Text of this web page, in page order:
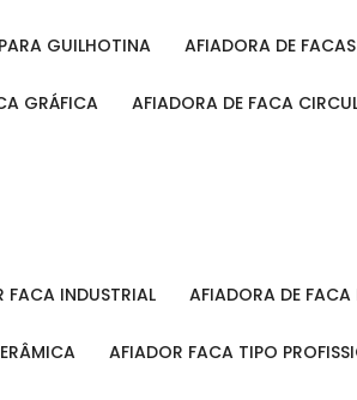
GUILHOTINA AFIADORA DE
GRÁFICA AFIADORA DE FACA
FACA INDUSTRIAL AFIADORA DE
AFIADOR FACA TIPO